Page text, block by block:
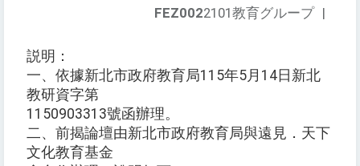
FEZ0022101教育グループ |
説明：
一、依據新北市政府教育局115年5月14日新北
教研資字第
1150903313號函辦理。
二、前揭論壇由新北市政府教育局與遠見．天下
文化教育基金